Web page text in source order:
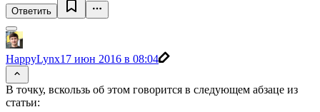
Ответить
HappyLynx17 июн 2016 в 08:04
В точку, вскользь об этом говорится в следующем абзаце из
статьи: